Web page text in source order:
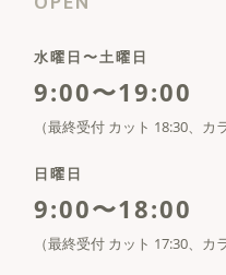
水曜日〜土曜日
9:00〜19:00
（最終受付 カット 18:30、カ
日曜日
9:00〜18:00
（最終受付 カット 17:30、カ